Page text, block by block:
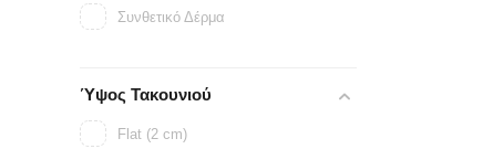
Συνθετικό Δέρμα
Ύψος Τακουνιού
Flat (2 cm)